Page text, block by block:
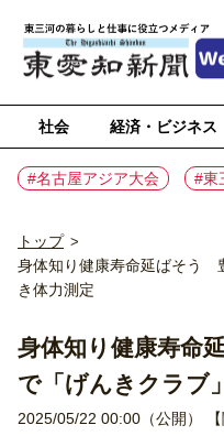
社会 経済・ビジネス
#名古屋アジア大会 #東
トップ >
身体知り健康寿命延ばそう
き体力測定
身体知り健康寿命
で「げんきクラブ
2025/05/22 00:00（公開）